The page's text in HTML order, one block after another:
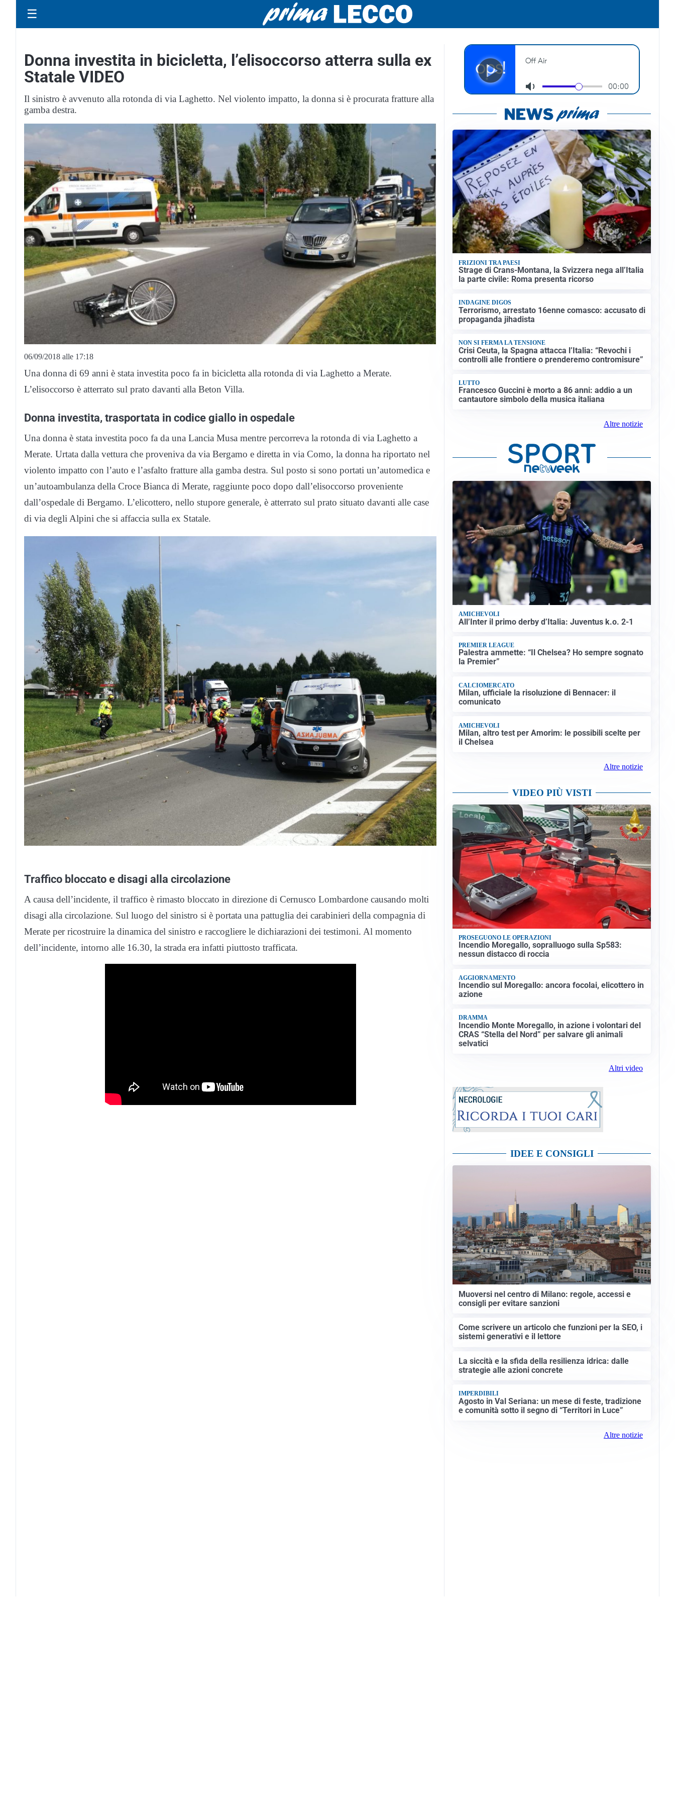
☰
Donna investita in bicicletta, l’elisoccorso atterra sulla ex
Statale VIDEO
Il sinistro è avvenuto alla rotonda di via Laghetto. Nel violento impatto, la donna si è procurata fratture alla
gamba destra.
06/09/2018 alle 17:18
Una donna di 69 anni è stata investita poco fa in bicicletta alla rotonda di via Laghetto a Merate.
L’elisoccorso è atterrato sul prato davanti alla Beton Villa.
Donna investita, trasportata in codice giallo in ospedale
Una donna è stata investita poco fa da una Lancia Musa mentre percorreva la rotonda di via Laghetto a
Merate. Urtata dalla vettura che proveniva da via Bergamo e diretta in via Como, la donna ha riportato nel
violento impatto con l’auto e l’asfalto fratture alla gamba destra. Sul posto si sono portati un’automedica e
un’autoambulanza della Croce Bianca di Merate, raggiunte poco dopo dall’elisoccorso proveniente
dall’ospedale di Bergamo. L’elicottero, nello stupore generale, è atterrato sul prato situato davanti alle case
di via degli Alpini che si affaccia sulla ex Statale.
Traffico bloccato e disagi alla circolazione
A causa dell’incidente, il traffico è rimasto bloccato in direzione di Cernusco Lombardone causando molti
disagi alla circolazione. Sul luogo del sinistro si è portata una pattuglia dei carabinieri della compagnia di
Merate per ricostruire la dinamica del sinistro e raccogliere le dichiarazioni dei testimoni. Al momento
dell’incidente, intorno alle 16.30, la strada era infatti piuttosto trafficata.
FRIZIONI TRA PAESI
Strage di Crans-Montana, la Svizzera nega all’Italia
la parte civile: Roma presenta ricorso
INDAGINE DIGOS
Terrorismo, arrestato 16enne comasco: accusato di
propaganda jihadista
NON SI FERMA LA TENSIONE
Crisi Ceuta, la Spagna attacca l’Italia: “Revochi i
controlli alle frontiere o prenderemo contromisure”
LUTTO
Francesco Guccini è morto a 86 anni: addio a un
cantautore simbolo della musica italiana
Altre notizie
AMICHEVOLI
All’Inter il primo derby d’Italia: Juventus k.o. 2-1
PREMIER LEAGUE
Palestra ammette: “Il Chelsea? Ho sempre sognato
la Premier”
CALCIOMERCATO
Milan, ufficiale la risoluzione di Bennacer: il
comunicato
AMICHEVOLI
Milan, altro test per Amorim: le possibili scelte per
il Chelsea
Altre notizie
VIDEO PIÙ VISTI
PROSEGUONO LE OPERAZIONI
Incendio Moregallo, sopralluogo sulla Sp583:
nessun distacco di roccia
AGGIORNAMENTO
Incendio sul Moregallo: ancora focolai, elicottero in
azione
DRAMMA
Incendio Monte Moregallo, in azione i volontari del
CRAS “Stella del Nord” per salvare gli animali
selvatici
Altri video
IDEE E CONSIGLI
Muoversi nel centro di Milano: regole, accessi e
consigli per evitare sanzioni
Come scrivere un articolo che funzioni per la SEO, i
sistemi generativi e il lettore
La siccità e la sfida della resilienza idrica: dalle
strategie alle azioni concrete
IMPERDIBILI
Agosto in Val Seriana: un mese di feste, tradizione
e comunità sotto il segno di “Territori in Luce”
Altre notizie